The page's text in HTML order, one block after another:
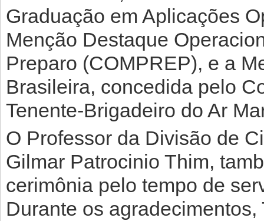
Graduação em Aplicações
Menção Destaque
Preparo (COMPREP), e a
Brasileira, concedida pelo
Tenente-Brigadeiro do Ar
O Professor da Divisão de
Gilmar Patrocinio Thim,
cerimônia pelo tempo de
Durante os